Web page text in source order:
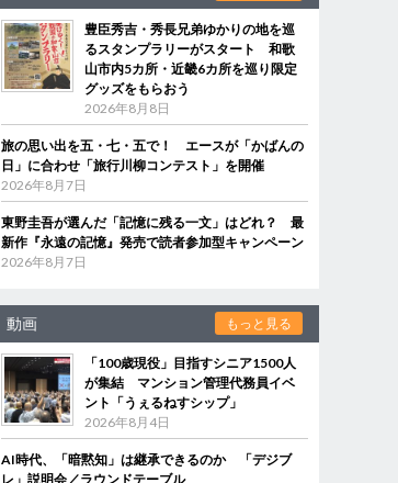
豊臣秀吉・秀長兄弟ゆかりの地を巡
るスタンプラリーがスタート 和歌
山市内5カ所・近畿6カ所を巡り限定
グッズをもらおう
2026年8月8日
旅の思い出を五・七・五で！ エースが「かばんの
日」に合わせ「旅行川柳コンテスト」を開催
2026年8月7日
東野圭吾が選んだ「記憶に残る一文」はどれ？ 最
新作『永遠の記憶』発売で読者参加型キャンペーン
2026年8月7日
動画 もっと見る
「100歳現役」目指すシニア1500人
が集結 マンション管理代務員イベ
ント「うぇるねすシップ」
2026年8月4日
AI時代、「暗黙知」は継承できるのか 「デジブ
レ」説明会／ラウンドテーブル